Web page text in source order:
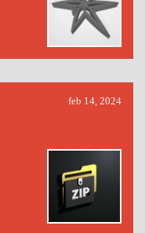
feb 14, 2024